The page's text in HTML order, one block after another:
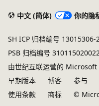
中文 (简体) 你的隐
SH ICP 归档编号 13015306-
PSB 归档编号
由世纪互联运营的
早期版本
博客 参与
使用条款
商标 ©